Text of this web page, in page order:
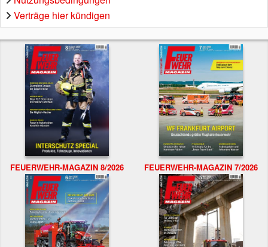
Verträge hier kündigen
FEUERWEHR-MAGAZIN 8/2026 FEUERWEHR-MAGAZIN 7/2026